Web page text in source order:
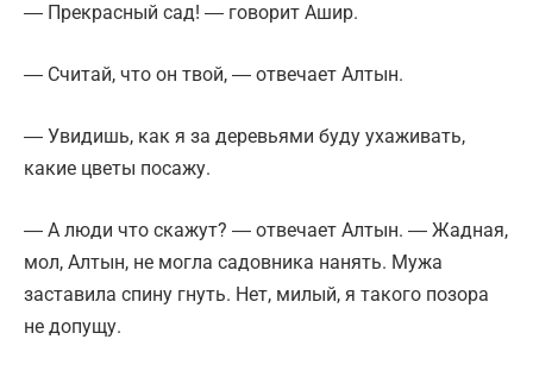
― Прекрасный сад! ― говорит Ашир.
― Считай, что он твой, ― отвечает Алтын.
― Увидишь, как я за деревьями буду ухаживать,
какие цветы посажу.
― А люди что скажут? ― отвечает Алтын. ― Жадная,
мол, Алтын, не могла садовника нанять. Мужа
заставила спину гнуть. Нет, милый, я такого позора
не допущу.